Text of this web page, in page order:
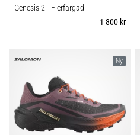
Genesis 2- Flerfärgad
1 800 kr
Ny